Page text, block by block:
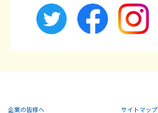
企業の皆様へ サイトマップ